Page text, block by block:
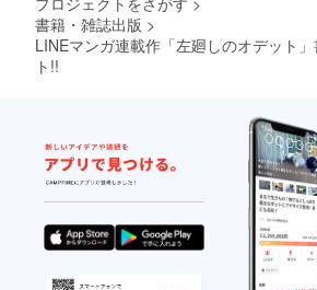
https://manga.line.me/
book/detail?
るために邁進していき
ます。今後もどうぞよ
ろしくお願いしま
す！！ Ｐｅｒｉｃ
ｏ ２０１８年８月３
日
内◎https://camp-
fire.jp/updates/view/42
デットちゃんがあなた
のＬＩＮＥにプレゼン
トに上がります！！
◆左廻しのオデット書
籍版 通信販売開始！
トップページでもお知
らせしましたが、左廻
書籍・雑誌出版 >
LINEマンガ連載作「左廻しのオデット
ト!!